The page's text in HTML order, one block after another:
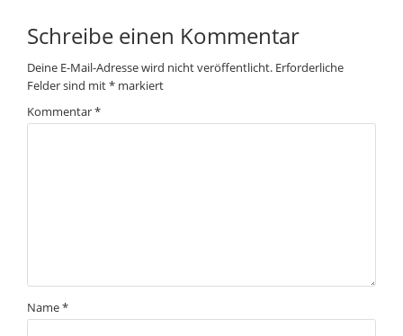
Schreibe einen Kommentar
Deine E-Mail-Adresse wird nicht veröffentlicht. Erforderliche
Felder sind mit* markiert
Kommentar*
Name*